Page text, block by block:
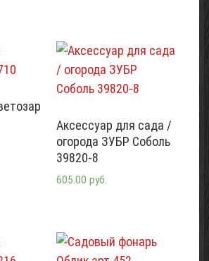
Аксессуар для сада /
огорода ЗУБР Соболь
39820-8
605.00 руб.